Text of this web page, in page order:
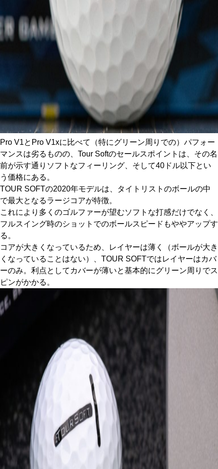
Pro V1とPro V1xに比べて（特にグリーン周りでの）パフォー
マンスは劣るものの、Tour Softのセールスポイントは、その名
前が示す通りソフトなフィーリング、そして40ドル以下とい
う価格にある。
TOUR SOFTの2020年モデルは、タイトリストのボールの中
で最大となるラージコアが特徴。
これにより多くのゴルファーが望むソフトな打感だけでなく、
フルスイング時のショットでのボールスピードもややアップす
る。
コアが大きくなっているため、レイヤーは薄く（ボールが大き
くなっていることはない）、TOUR SOFTではレイヤーはカバ
ーのみ。利点としてカバーが薄いと基本的にグリーン周りでス
ピンがかかる。